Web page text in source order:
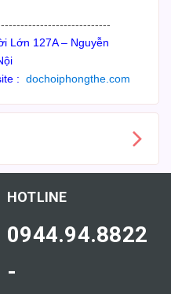
Lớn 127A – Nguyễn
: dochoiphongthe.com
người."
HOTLINE
0944.94.8822
-